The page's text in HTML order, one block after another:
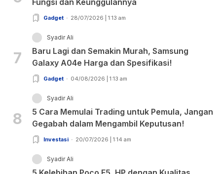
Gadget 28/07/2026 | 1:13 am
7
Syadir Ali
Baru Lagi dan Semakin Murah, Samsung
Galaxy A04e Harga dan Spesifikasi!
Gadget 04/08/2026 | 1:13 am
8
Syadir Ali
5 Cara Memulai Trading untuk Pemula, Jangan
Gegabah dalam Mengambil Keputusan!
Investasi 20/07/2026 | 1:14 am
Syadir Ali